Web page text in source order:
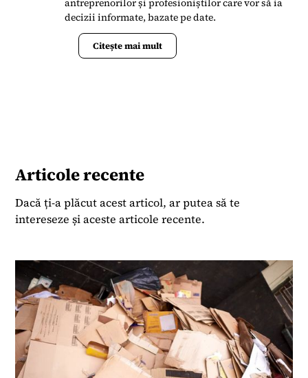
antreprenorilor și profesioniștilor care vor să ia
decizii informate, bazate pe date.
Citește mai mult
Articole recente
Dacă ți-a plăcut acest articol, ar putea să te
intereseze și aceste articole recente.